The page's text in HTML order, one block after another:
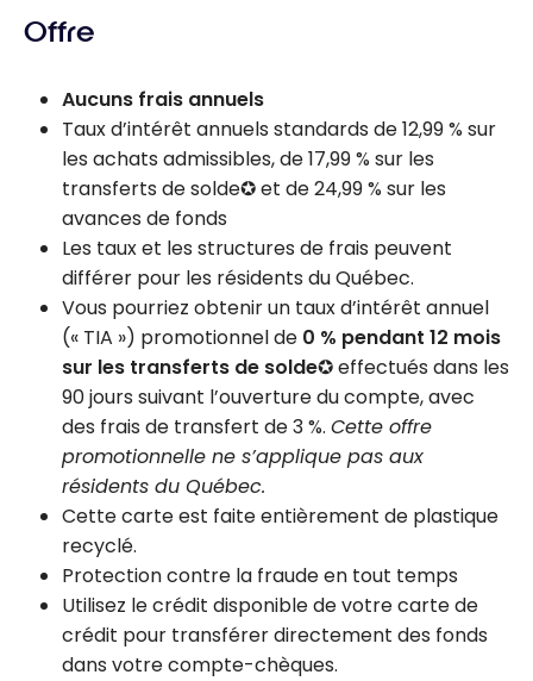
Offre
Aucuns frais annuels
Taux d’intérêt annuels standards de 12,99 % sur
les achats admissibles, de 17,99 % sur les
transferts de solde✪ et de 24,99 % sur les
avances de fonds
Les taux et les structures de frais peuvent
différer pour les résidents du Québec.
Vous pourriez obtenir un taux d’intérêt annuel
(« TIA ») promotionnel de 0 % pendant 12 mois
sur les transferts de solde✪ effectués dans les
90 jours suivant l’ouverture du compte, avec
des frais de transfert de 3 %. Cette offre
promotionnelle ne s’applique pas aux
résidents du Québec.
Cette carte est faite entièrement de plastique
recyclé.
Protection contre la fraude en tout temps
Utilisez le crédit disponible de votre carte de
crédit pour transférer directement des fonds
dans votre compte-chèques.